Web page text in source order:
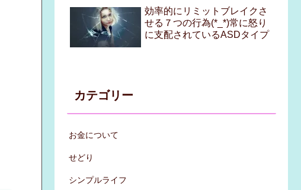
効率的にリミットブレイクさ
せる７つの行為(*_*)常に怒り
に支配されているASDタイプ
カテゴリー
お金について
せどり
シンプルライフ